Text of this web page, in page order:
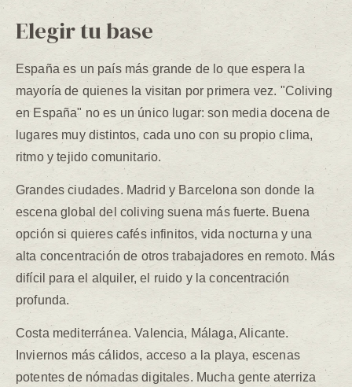
Elegir tu base
España es un país más grande de lo que espera la
mayoría de quienes la visitan por primera vez. "Coliving
en España" no es un único lugar: son media docena de
lugares muy distintos, cada uno con su propio clima,
ritmo y tejido comunitario.
Grandes ciudades. Madrid y Barcelona son donde la
escena global del coliving suena más fuerte. Buena
opción si quieres cafés infinitos, vida nocturna y una
alta concentración de otros trabajadores en remoto. Más
difícil para el alquiler, el ruido y la concentración
profunda.
Costa mediterránea. Valencia, Málaga, Alicante.
Inviernos más cálidos, acceso a la playa, escenas
potentes de nómadas digitales. Mucha gente aterriza